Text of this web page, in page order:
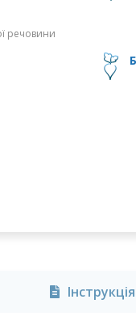
речовини
Інструкція